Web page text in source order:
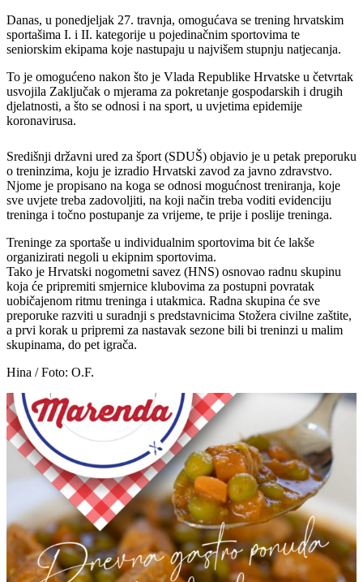
Danas, u ponedjeljak 27. travnja, omogućava se trening hrvatskim
sportašima I. i II. kategorije u pojedinačnim sportovima te
seniorskim ekipama koje nastupaju u najvišem stupnju natjecanja.
To je omogućeno nakon što je Vlada Republike Hrvatske u četvrtak
usvojila Zaključak o mjerama za pokretanje gospodarskih i drugih
djelatnosti, a što se odnosi i na sport, u uvjetima epidemije
koronavirusa.
Središnji državni ured za šport (SDUŠ) objavio je u petak preporuku
o treninzima, koju je izradio Hrvatski zavod za javno zdravstvo.
Njome je propisano na koga se odnosi mogućnost treniranja, koje
sve uvjete treba zadovoljiti, na koji način treba voditi evidenciju
treninga i točno postupanje za vrijeme, te prije i poslije treninga.
Treninge za sportaše u individualnim sportovima bit će lakše
organizirati negoli u ekipnim sportovima.
Tako je Hrvatski nogometni savez (HNS) osnovao radnu skupinu
koja će pripremiti smjernice klubovima za postupni povratak
uobičajenom ritmu treninga i utakmica. Radna skupina će sve
preporuke razviti u suradnji s predstavnicima Stožera civilne zaštite,
a prvi korak u pripremi za nastavak sezone bili bi treninzi u malim
skupinama, do pet igrača.
Hina / Foto: O.F.